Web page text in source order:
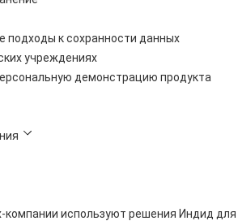
подходы к сохранности данных
учреждениях
демонстрацию продукта
компании используют решения Индид для